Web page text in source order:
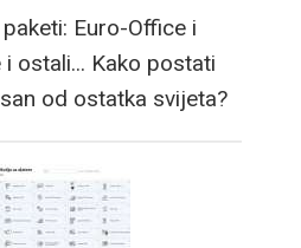
Euro-Office i
ostali... Kako postati
od ostatka svijeta?